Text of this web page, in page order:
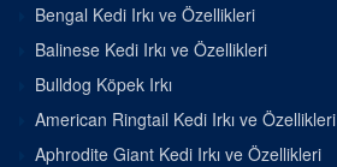
Bengal Kedi Irkı ve Özellikleri
Balinese Kedi Irkı ve Özellikleri
Bulldog Köpek Irkı
American Ringtail Kedi Irkı ve Özellikleri
Aphrodite Giant Kedi Irkı ve Özellikleri